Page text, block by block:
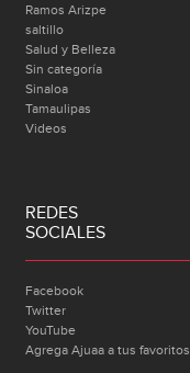
Ramos Arizpe
saltillo
Salud y Belleza
Sin categoría
Sinaloa
Tamaulipas
Videos
REDES
SOCIALES
Facebook
Twitter
YouTube
Agrega Ajuaa a tus favoritos